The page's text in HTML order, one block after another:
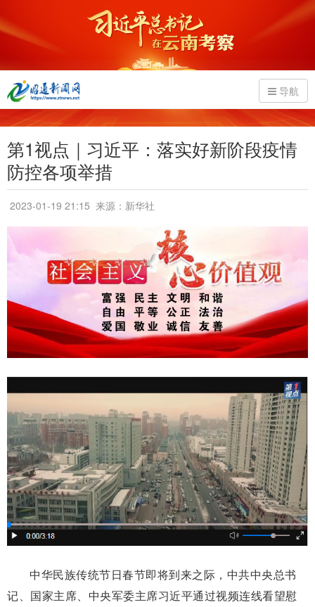
导航
第1视点｜习近平：落实好新阶段疫情
防控各项举措
2023-01-19 21:15 来源：新华社
中华民族传统节日春节即将到来之际，中共中央总书
记、国家主席、中央军委主席习近平通过视频连线看望慰